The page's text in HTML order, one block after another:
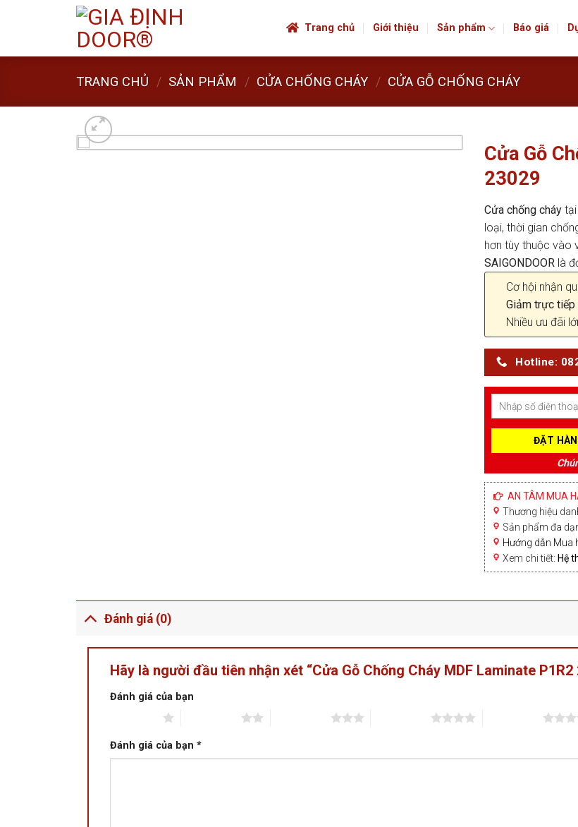
Trang chủ Giới thiệu Sản phẩm Báo giá
TRANG CHỦ / SẢN PHẨM / CỬA CHỐNG CHÁY / CỬA GỖ CHỐNG CHÁY
Cửa Gỗ
23029
Cửa chống cháy tại
loại, thời gian
hơn tùy thuộc vào
SAIGONDOOR là
Cơ hội nhận
Giảm trực tiếp
Nhiều ưu đãi
Hotline:
AN TÂM MUA
Thương hiệu
Sản phẩm đa
Hướng dẫn Mua
Xem chi tiết: Hệ
Đánh giá (0)
Hãy là người đầu tiên nhận xét “Cửa Gỗ Chống Cháy MDF Laminate P1R2
Đánh giá của bạn
Đánh giá của bạn *